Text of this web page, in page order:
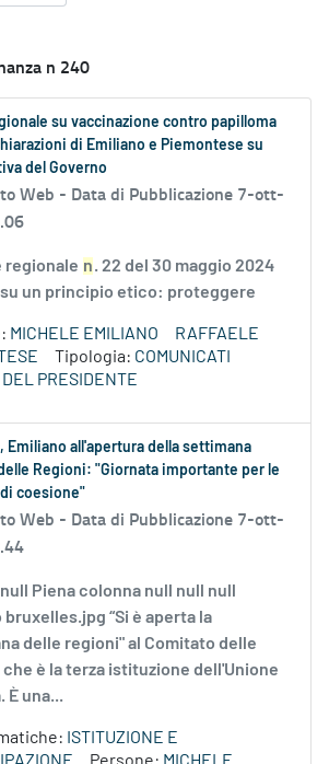
n 240
su vaccinazione contro papilloma
di Emiliano e Piemontese su
del Governo
Web - Data di Pubblicazione 7-ott-
regionale n. 22 del 30 maggio 2024
un principio etico: proteggere
MICHELE EMILIANO
RAFFAELE
Tipologia: COMUNICATI
DEL PRESIDENTE
Emiliano all'apertura della settimana
Regioni: "Giornata importante per le
coesione"
Web - Data di Pubblicazione 7-ott-
Piena colonna null null null
“Si è aperta la
delle regioni" al Comitato delle
che è la terza istituzione dell'Unione
È una...
ISTITUZIONE E